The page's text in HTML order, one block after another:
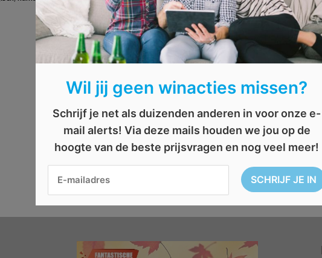
AFGELOPEN: Win een bol.com cadeaukaart t.w.v. € 250
AFGELOPEN: Maak kans op fantastische prijzen
Wil jij geen winacties missen?
Schrijf je net als duizenden anderen in voor onze e-
mail alerts! Via deze mails houden we jou op de
hoogte van de beste prijsvragen en nog veel meer!